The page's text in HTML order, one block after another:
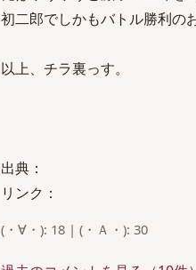
初二郎でしかもバトル勝利の
以上、チラ裏っす。
出典：
リンク：
(・∀・): 18 | (・Ａ・): 30